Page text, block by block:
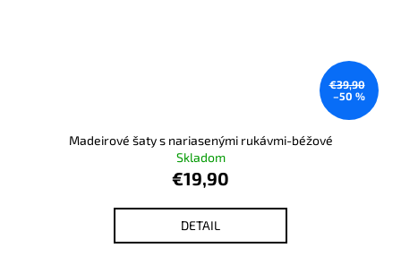
€39,90
–50 %
Madeirové šaty s nariasenými rukávmi-béžové
Skladom
€19,90
DETAIL